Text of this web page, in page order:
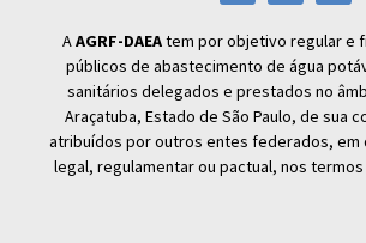
AAGRF-DAEAtem por objetivo regular e
públicos de abastecimento de água
sanitários delegados e prestados no
Araçatuba, Estado de São Paulo, de sua
atribuídos por outros entes federados, em
legal, regulamentar ou pactual, nos